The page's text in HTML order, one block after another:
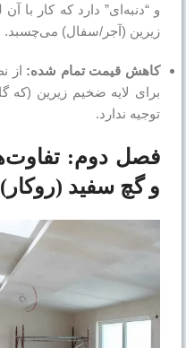
و “دنبه‌ای” دارد که کار با
زیرین (آجر/سفال) می‌چسبد.
کاهش قیمت تمام شده: از
توجیه ندارد.
فصل دوم:
و گچ سفید (روکار)